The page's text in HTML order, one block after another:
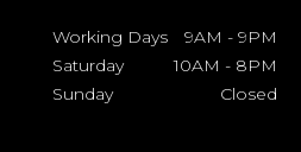
Working Days 9AM - 9PM
Saturday
10AM - 8PM
Sunday
Closed